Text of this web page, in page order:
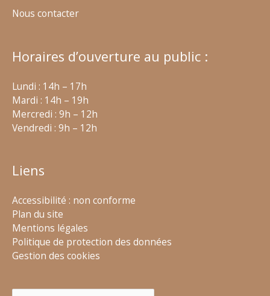
Nous contacter
Horaires d’ouverture au public :
Lundi : 14h – 17h
Mardi : 14h – 19h
Mercredi : 9h – 12h
Vendredi : 9h – 12h
Liens
Accessibilité : non conforme
Plan du site
Mentions légales
Politique de protection des données
Gestion des cookies